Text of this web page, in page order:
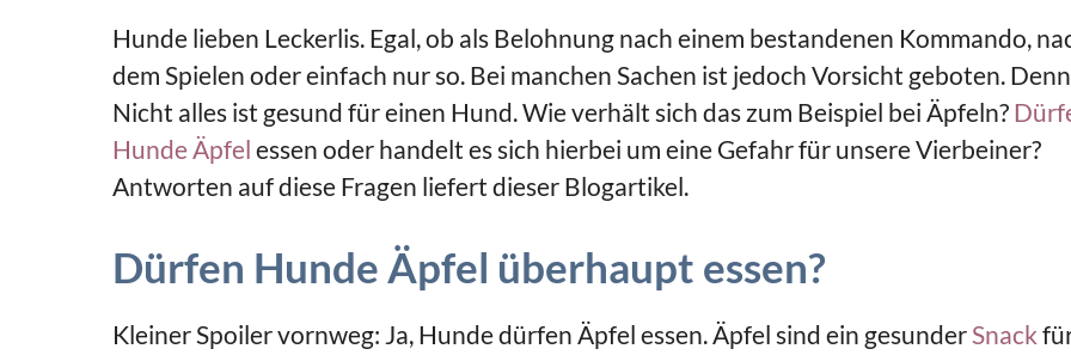
Hunde lieben Leckerlis. Egal, ob als Belohnung nach einem bestandenen Kommando,
dem Spielen oder einfach nur so. Bei manchen Sachen ist jedoch Vorsicht geboten.
Nicht alles ist gesund für einen Hund. Wie verhält sich das zum Beispiel bei Äpfeln?
Hunde Äpfel essen oder handelt es sich hierbei um eine Gefahr für unsere Vierbeiner?
Antworten auf diese Fragen liefert dieser Blogartikel.
Dürfen Hunde Äpfel überhaupt essen?
Kleiner Spoiler vornweg: Ja, Hunde dürfen Äpfel essen. Äpfel sind ein gesunder Snack